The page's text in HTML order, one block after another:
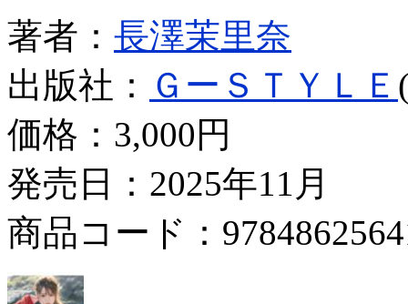
著者： 長澤茉里奈
出版社： ＧーＳＴＹＬＥ
価格： 3,000円
発売日：2025年11月
商品コード：